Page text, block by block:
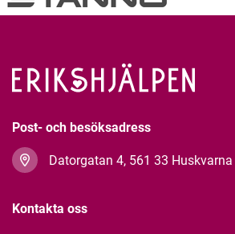
Post- och besöksadress
Datorgatan 4, 561 33 Huskvarna
Kontakta oss